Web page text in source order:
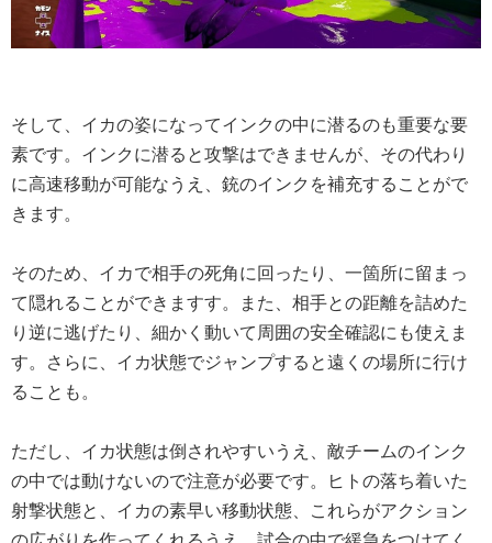
そして、イカの姿になってインクの中に潜るのも重要な要
素です。インクに潜ると攻撃はできませんが、その代わり
に高速移動が可能なうえ、銃のインクを補充することがで
きます。
そのため、イカで相手の死角に回ったり、一箇所に留まっ
て隠れることができますす。また、相手との距離を詰めた
り逆に逃げたり、細かく動いて周囲の安全確認にも使えま
す。さらに、イカ状態でジャンプすると遠くの場所に行け
ることも。
ただし、イカ状態は倒されやすいうえ、敵チームのインク
の中では動けないので注意が必要です。ヒトの落ち着いた
射撃状態と、イカの素早い移動状態、これらがアクション